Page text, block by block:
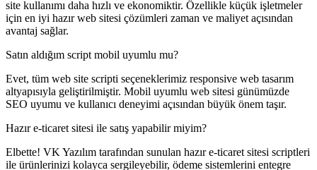
site kullanımı daha hızlı ve ekonomiktir. Özellikle küçük işletmeler
için en iyi hazır web sitesi çözümleri zaman ve maliyet açısından
avantaj sağlar.
Satın aldığım script mobil uyumlu mu?
Evet, tüm web site scripti seçeneklerimiz responsive web tasarım
altyapısıyla geliştirilmiştir. Mobil uyumlu web sitesi günümüzde
SEO uyumu ve kullanıcı deneyimi açısından büyük önem taşır.
Hazır e-ticaret sitesi ile satış yapabilir miyim?
Elbette! VK Yazılım tarafından sunulan hazır e-ticaret sitesi scriptleri
ile ürünlerinizi kolayca sergileyebilir, ödeme sistemlerini entegre